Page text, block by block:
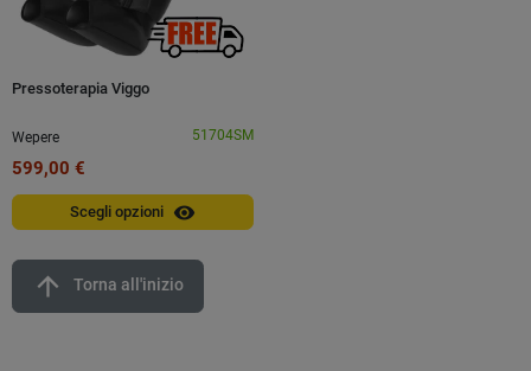
Pressoterapia Viggo
Wepere 51704SM
599,00 €
Scegli opzioni visibility
arrow_upward Torna all'inizio